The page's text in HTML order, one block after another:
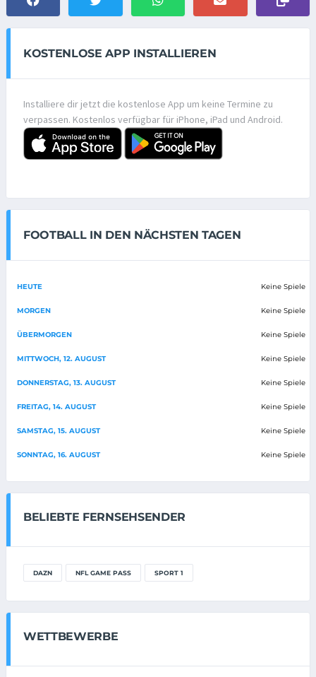
KOSTENLOSE APP INSTALLIEREN
Installiere dir jetzt die kostenlose App um keine Termine zu
verpassen. Kostenlos verfügbar für iPhone, iPad und Android.
FOOTBALL IN DEN NÄCHSTEN TAGEN
HEUTE Keine Spiele
MORGEN Keine Spiele
ÜBERMORGEN Keine Spiele
MITTWOCH, 12. AUGUST Keine Spiele
DONNERSTAG, 13. AUGUST Keine Spiele
FREITAG, 14. AUGUST Keine Spiele
SAMSTAG, 15. AUGUST Keine Spiele
SONNTAG, 16. AUGUST Keine Spiele
BELIEBTE FERNSEHSENDER
DAZN NFL GAME PASS SPORT 1
WETTBEWERBE